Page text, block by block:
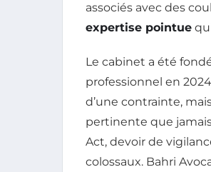
associés avec des
expertise pointue
Le cabinet a été
professionnel en
d’une contrainte,
pertinente que
Act, devoir de
colossaux. Bahri